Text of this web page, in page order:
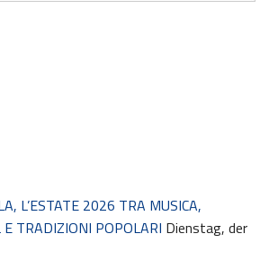
L’ESTATE 2026 TRA MUSICA,
TRADIZIONI POPOLARI Dienstag, der